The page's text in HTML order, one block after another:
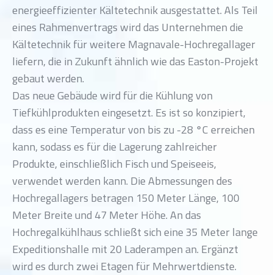
energieeffizienter Kältetechnik ausgestattet. Als Teil
eines Rahmenvertrags wird das Unternehmen die
Kältetechnik für weitere Magnavale-Hochregallager
liefern, die in Zukunft ähnlich wie das Easton-Projekt
gebaut werden.
Das neue Gebäude wird für die Kühlung von
Tiefkühlprodukten eingesetzt. Es ist so konzipiert,
dass es eine Temperatur von bis zu -28 °C erreichen
kann, sodass es für die Lagerung zahlreicher
Produkte, einschließlich Fisch und Speiseeis,
verwendet werden kann. Die Abmessungen des
Hochregallagers betragen 150 Meter Länge, 100
Meter Breite und 47 Meter Höhe. An das
Hochregalkühlhaus schließt sich eine 35 Meter lange
Expeditionshalle mit 20 Laderampen an. Ergänzt
wird es durch zwei Etagen für Mehrwertdienste.